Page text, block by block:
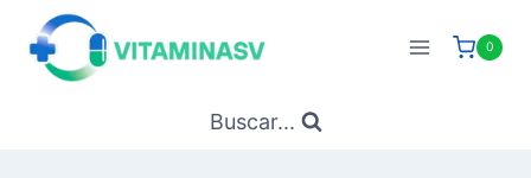
Saltar
contenido
0
Buscar...